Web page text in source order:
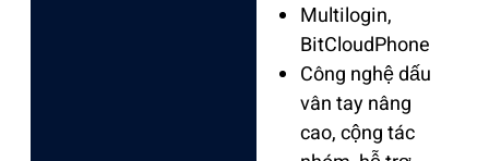
Multilogin,
BitCloudPhone
Công nghệ dấu
vân tay nâng
cao, cộng tác